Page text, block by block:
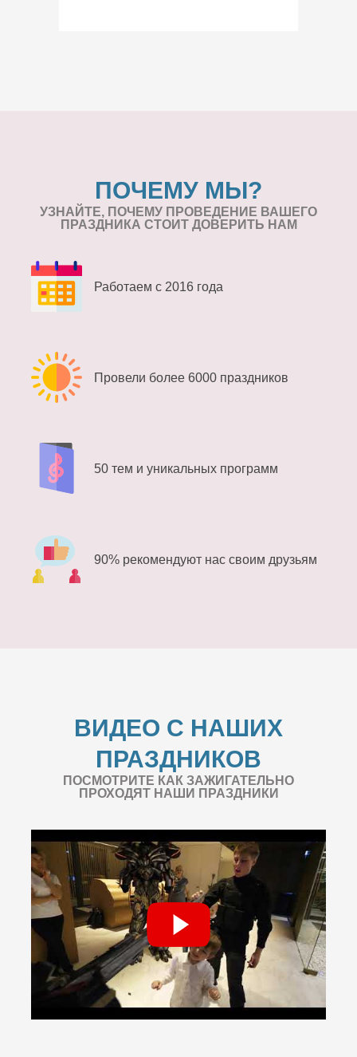
ПОЧЕМУ МЫ?
УЗНАЙТЕ, ПОЧЕМУ ПРОВЕДЕНИЕ ВАШЕГО
ПРАЗДНИКА СТОИТ ДОВЕРИТЬ НАМ
Работаем с 2016 года
Провели более 6000 праздников
50 тем и уникальных программ
90% рекомендуют нас своим друзьям
ВИДЕО С НАШИХ
ПРАЗДНИКОВ
ПОСМОТРИТЕ КАК ЗАЖИГАТЕЛЬНО
ПРОХОДЯТ НАШИ ПРАЗДНИКИ